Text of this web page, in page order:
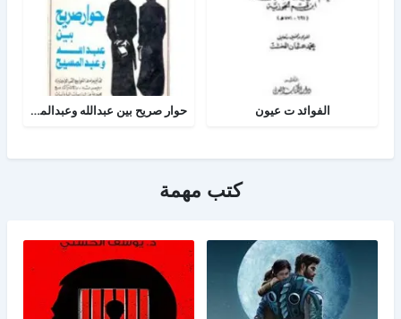
الفوائد ت عيون حوار صريح بين عبدالله وعبدالمسيح
كتب مهمة